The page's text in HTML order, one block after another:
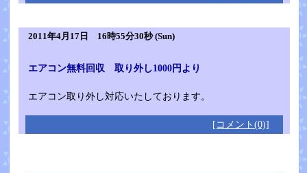
2011年4月17日 16時55分30秒 (Sun)
エアコン無料回収 取り外し1000円より
エアコン取り外し対応いたしております。
[コメント(0)]